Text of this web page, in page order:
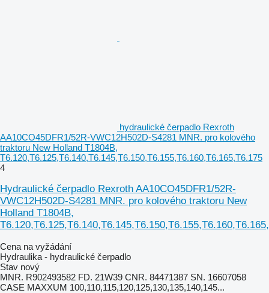
hydraulické čerpadlo Rexroth
AA10CO45DFR1/52R-VWC12H502D-S4281 MNR. pro kolového
traktoru New Holland T1804B,
T6.120,T6.125,T6.140,T6.145,T6.150,T6.155,T6.160,T6.165,T6.175
4
Hydraulické čerpadlo Rexroth AA10CO45DFR1/52R-
VWC12H502D-S4281 MNR. pro kolového traktoru New
Holland T1804B,
Cena na vyžádání
Hydraulika - hydraulické čerpadlo
Stav nový
MNR. R902493582 FD. 21W39 CNR. 84471387 SN. 16607058
CASE MAXXUM 100,110,115,120,125,130,135,140,145...